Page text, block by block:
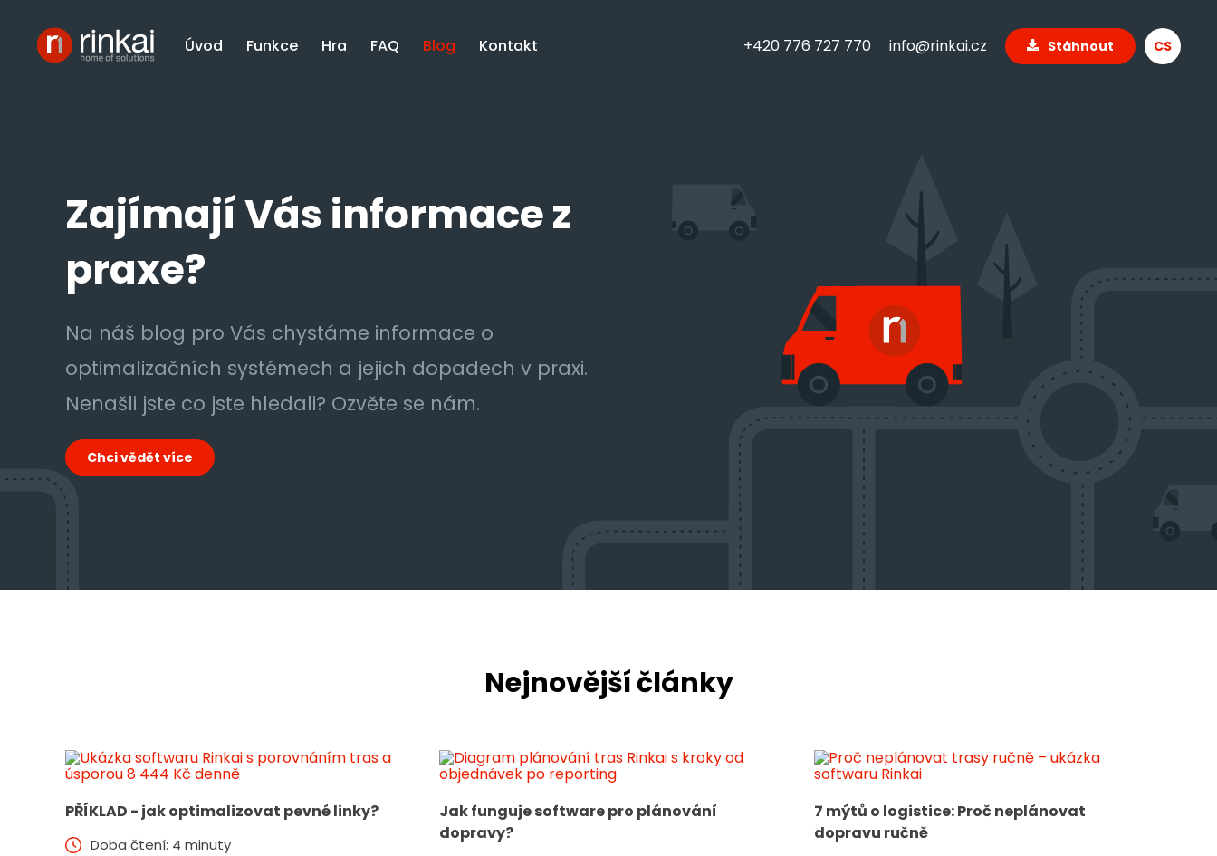
Úvod Funkce Hra FAQ Blog Kontakt +420 776 727 770 info@rinkai.cz Stáhnout CS
Zajímají Vás informace z
praxe?
Na náš blog pro Vás chystáme informace o
optimalizačních systémech a jejich dopadech v praxi.
Nenašli jste co jste hledali? Ozvěte se nám.
Chci vědět více
Nejnovější články
PŘÍKLAD - jak optimalizovat pevné linky?
Doba čtení: 4 minuty
Jak funguje software pro plánování
dopravy?
7 mýtů o logistice: Proč neplánovat
dopravu ručně